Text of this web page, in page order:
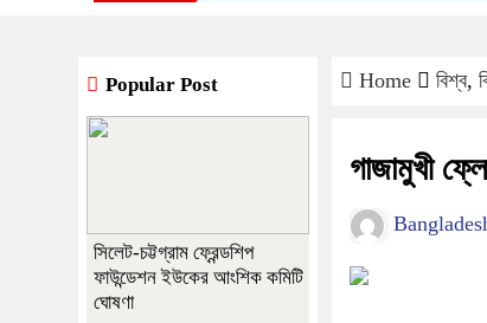
Home বিশ্ব,
গাজামুখী
Popular Post
সিলেট-চট্টগ্রাম ফ্রেন্ডশিপ
ফাউন্ডেশন ইউকের আংশিক কমিটি
ঘোষণা